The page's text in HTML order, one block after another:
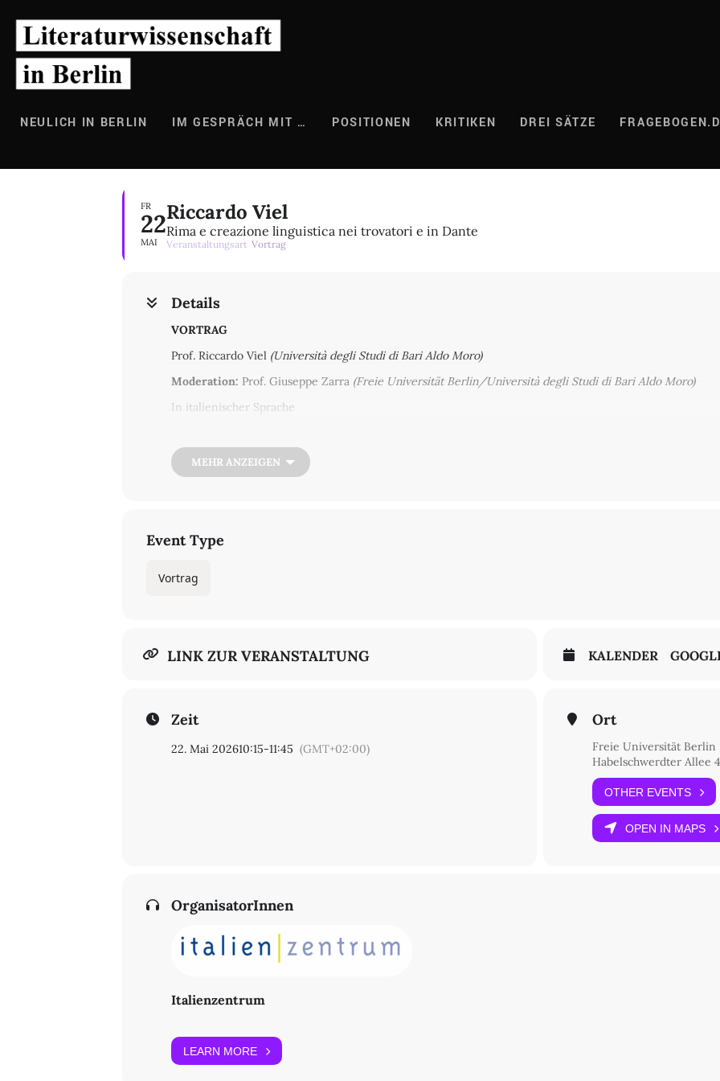
Inhalt
springen
NEULICH IN BERLIN IM GESPRÄCH MIT … POSITIONEN KRITIKEN DREI SÄTZE
FR
22
MAI
Riccardo Viel
Rima e creazione linguistica nei trovatori e in Dante
Veranstaltungsart Vortrag
Details
VORTRAG
Prof. Riccardo Viel (Università degli Studi di Bari Aldo Moro)
Moderation: Prof. Giuseppe Zarra (Freie Universität Berlin/Università degli Studi di Bari Aldo Moro)
In italienischer Sprache
Wörtern sowie bei der semantischen Entwicklung der Reimwörter. Dantes neologistische Strategien,
Wortformen, werden dabei mit ähnlichen sprachlich-reimerischen Prozessen verglichen, die von
Daniel und Raimbaut d'Aurenga angewandt wurden.
Freie Universität Berlin,
Habelschwerdter Allee 45
MEHR ANZEIGEN
Event Type
Vortrag
LINK ZUR VERANSTALTUNG KALENDER
Zeit
22. Mai 202610:15-11:45 (GMT+02:00)
Ort
Freie Universität Berlin
Habelschwerdter Allee
OTHER EVENTS
OPEN IN MAPS
OrganisatorInnen
Italienzentrum
LEARN MORE